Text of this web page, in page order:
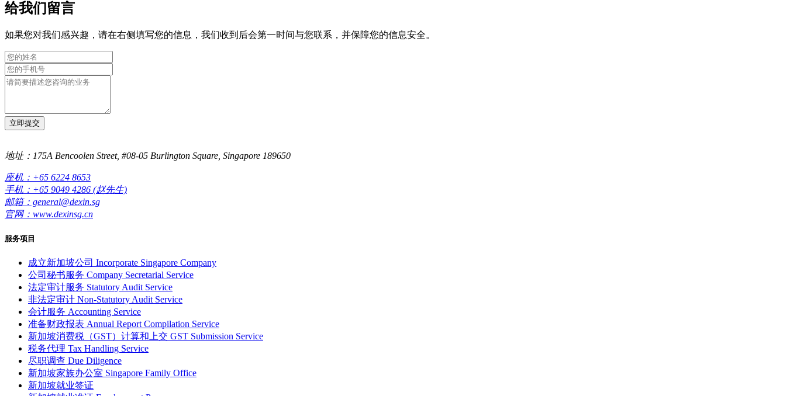
给我们留言
如果您对我们感兴趣，请在右侧填写您的信息，我们收到后会第一时间与您联系，并保障您的信息安全。
立即提交
地址：175A Bencoolen Street, #08-05 Burlington Square, Singapore 189650
座机：+65 6224 8653
手机：+65 9049 4286 (赵先生)
邮箱：general@dexin.sg
官网：www.dexinsg.cn
服务项目
成立新加坡公司 Incorporate Singapore Company
公司秘书服务 Company Secretarial Service
法定审计服务 Statutory Audit Service
非法定审计 Non-Statutory Audit Service
会计服务 Accounting Service
准备财政报表 Annual Report Compilation Service
新加坡消费税（GST）计算和上交 GST Submission Service
税务代理 Tax Handling Service
尽职调查 Due Diligence
新加坡家族办公室 Singapore Family Office
新加坡就业签证